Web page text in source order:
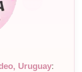
Uruguay: